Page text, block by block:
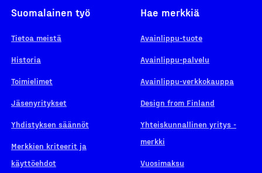
Suomalainen työ
Tietoa meistä
Historia
Toimielimet
Jäsenyritykset
Yhdistyksen säännöt
Merkkien kriteerit ja
käyttöehdot
Hae merkkiä
Avainlippu-tuote
Avainlippu-palvelu
Avainlippu-verkkokauppa
Design from Finland
Yhteiskunnallinen yritys -
merkki
Vuosimaksu